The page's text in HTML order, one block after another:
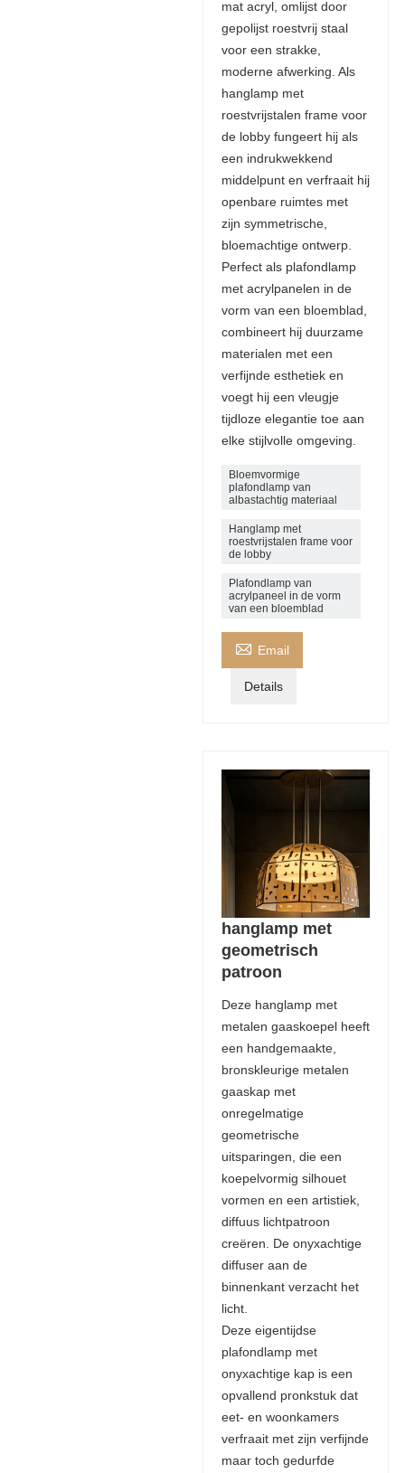
mat acryl, omlijst door
gepolijst roestvrij staal
voor een strakke,
moderne afwerking. Als
hanglamp met
roestvrijstalen frame voor
de lobby fungeert hij als
een indrukwekkend
middelpunt en verfraait hij
openbare ruimtes met
zijn symmetrische,
bloemachtige ontwerp.
Perfect als plafondlamp
met acrylpanelen in de
vorm van een bloemblad,
combineert hij duurzame
materialen met een
verfijnde esthetiek en
voegt hij een vleugje
tijdloze elegantie toe aan
elke stijlvolle omgeving.
Bloemvormige
plafondlamp van
albastachtig materiaal
Hanglamp met
roestvrijstalen frame voor
de lobby
Plafondlamp van
acrylpaneel in de vorm
van een bloemblad
 Email
Details
hanglamp met
geometrisch
patroon
Deze hanglamp met
metalen gaaskoepel heeft
een handgemaakte,
bronskleurige metalen
gaaskap met
onregelmatige
geometrische
uitsparingen, die een
koepelvormig silhouet
vormen en een artistiek,
diffuus lichtpatroon
creëren. De onyxachtige
diffuser aan de
binnenkant verzacht het
licht.
Deze eigentijdse
plafondlamp met
onyxachtige kap is een
opvallend pronkstuk dat
eet- en woonkamers
verfraait met zijn verfijnde
maar toch gedurfde